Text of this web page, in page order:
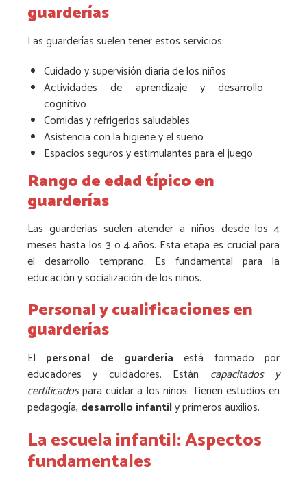
guarderías
Las guarderías suelen tener estos servicios:
Cuidado y supervisión diaria de los niños
Actividades de aprendizaje y desarrollo
cognitivo
Comidas y refrigerios saludables
Asistencia con la higiene y el sueño
Espacios seguros y estimulantes para el juego
Rango de edad típico en
guarderías
Las guarderías suelen atender a niños desde los 4
meses hasta los 3 o 4 años. Esta etapa es crucial para
el desarrollo temprano. Es fundamental para la
educación y socialización de los niños.
Personal y cualificaciones en
guarderías
El personal de guardería está formado por
educadores y cuidadores. Están capacitados y
certificadospara cuidar a los niños. Tienen estudios en
pedagogía, desarrollo infantily primeros auxilios.
La escuela infantil: Aspectos
fundamentales